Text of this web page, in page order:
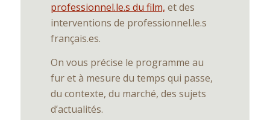
professionnel.le.s du film, et des
interventions de professionnel.le.s
français.es.
On vous précise le programme au
fur et à mesure du temps qui passe,
du contexte, du marché, des sujets
d’actualités.